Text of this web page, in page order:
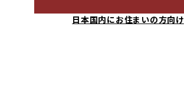
日本国内にお住まいの方向け